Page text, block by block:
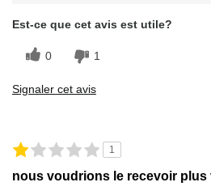
Est-ce que cet avis est utile?
0 1
Signaler cet avis
1
nous voudrions le recevoir plus